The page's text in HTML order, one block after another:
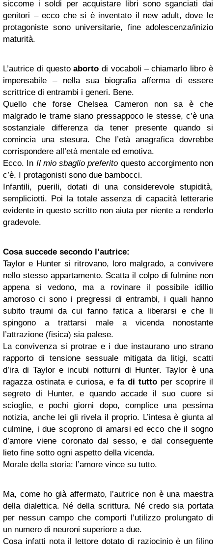
siccome i soldi per acquistare libri sono sganciati dai
genitori – ecco che si è inventato il new adult, dove le
protagoniste sono universitarie, fine adolescenza/inizio
maturità.
L’autrice di questoaborto di vocaboli – chiamarlo libro è
impensabile – nella sua biografia afferma di essere
scrittrice di entrambi i generi. Bene.
Quello che forse Chelsea Cameron non sa è che
malgrado le trame siano pressappoco le stesse, c’è una
sostanziale differenza da tener presente quando si
comincia una stesura. Che l’età anagrafica dovrebbe
corrispondere all’età mentale ed emotiva.
Ecco. In Il mio sbaglio preferito questo accorgimento non
c’è. I protagonisti sono due bambocci.
Infantili, puerili, dotati di una considerevole stupidità,
sempliciotti. Poi la totale assenza di capacità letterarie
evidente in questo scritto non aiuta per niente a renderlo
gradevole.
Cosa succede secondo l’autrice:
Taylor e Hunter si ritrovano, loro malgrado, a convivere
nello stesso appartamento. Scatta il colpo di fulmine non
appena si vedono, ma a rovinare il possibile idillio
amoroso ci sono i pregressi di entrambi, i quali hanno
subito traumi da cui fanno fatica a liberarsi e che li
spingono a trattarsi male a vicenda nonostante
l’attrazione (fisica) sia palese.
La convivenza si protrae e i due instaurano uno strano
rapporto di tensione sessuale mitigata da litigi, scatti
d’ira di Taylor e incubi notturni di Hunter. Taylor è una
ragazza ostinata e curiosa, e fa di tuttoper scoprire il
segreto di Hunter, e quando accade il suo cuore si
scioglie, e pochi giorni dopo, complice una pessima
notizia, anche lei gli rivela il proprio. L’intesa è giunta al
culmine, i due scoprono di amarsi ed ecco che il sogno
d’amore viene coronato dal sesso, e dal conseguente
lieto fine sotto ogni aspetto della vicenda.
Morale della storia: l’amore vince su tutto.
Ma, come ho già affermato, l’autrice non è una maestra
della dialettica. Né della scrittura. Né credo sia portata
per nessun campo che comporti l’utilizzo prolungato di
un numero di neuroni superiore a due.
Cosa infatti nota il lettore dotato di raziocinio è un filino